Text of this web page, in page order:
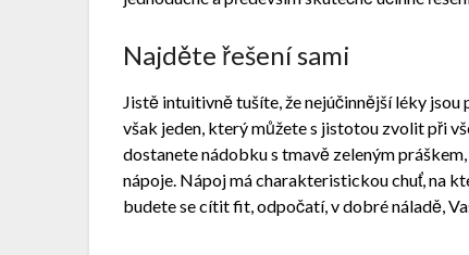
Najděte řešení sami
Jistě intuitivně tušíte, že nejúčinnější léky
však jeden, který můžete s jistotou zvolit při
dostanete nádobku s tmavě zeleným
nápoje. Nápoj má charakteristickou chuť, na
budete se cítit fit, odpočatí, v dobré náladě,